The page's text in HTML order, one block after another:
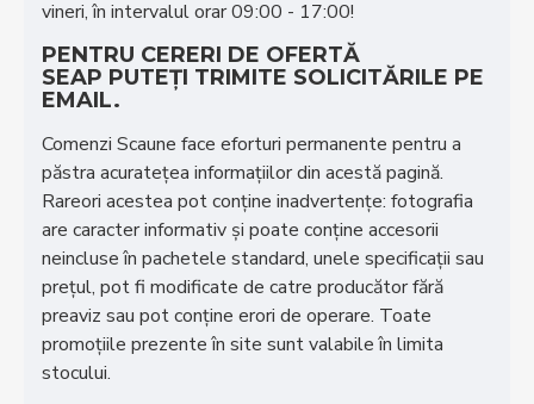
vineri, în intervalul orar 09:00 - 17:00!
PENTRU CERERI DE OFERTĂ
SEAP PUTEȚI TRIMITE SOLICITĂRILE PE
EMAIL.
Comenzi Scaune face eforturi permanente pentru a
păstra acurateţea informaţiilor din acestă pagină.
Rareori acestea pot conţine inadvertenţe: fotografia
are caracter informativ şi poate conţine accesorii
neincluse în pachetele standard, unele specificaţii sau
preţul, pot fi modificate de catre producător fără
preaviz sau pot conţine erori de operare. Toate
promoţiile prezente în site sunt valabile în limita
stocului.